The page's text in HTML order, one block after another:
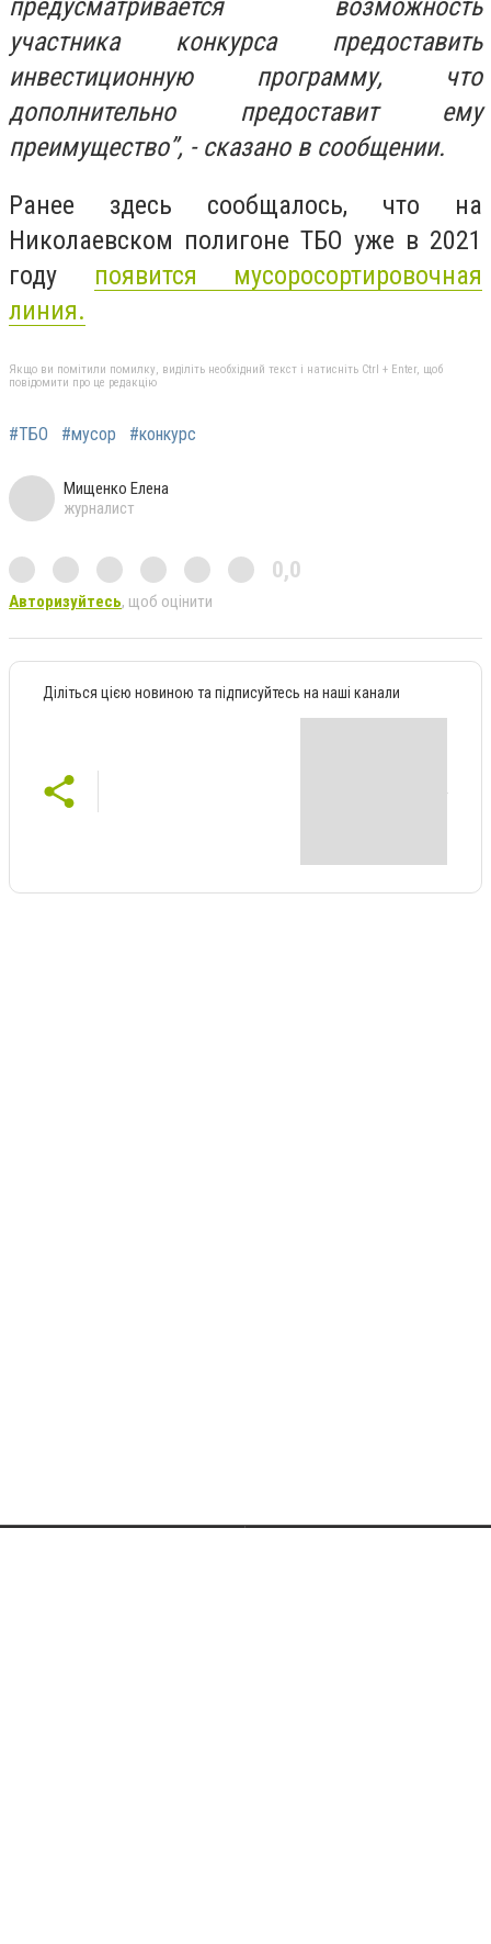
предусматривается возможность
участника конкурса предоставить
инвестиционную программу, что
дополнительно предоставит ему
преимущество”, - сказано в сообщении.
Ранее здесь сообщалось, что на
Николаевском полигоне ТБО уже в 2021
году появится мусоросортировочная
линия.
Якщо ви помітили помилку, виділіть необхідний текст і натисніть Ctrl + Enter, щоб
повідомити про це редакцію
#ТБО #мусор #конкурс
Мищенко Елена
журналист
0,0
Авторизуйтесь, щоб оцінити
Діліться цією новиною та підписуйтесь на наші канали